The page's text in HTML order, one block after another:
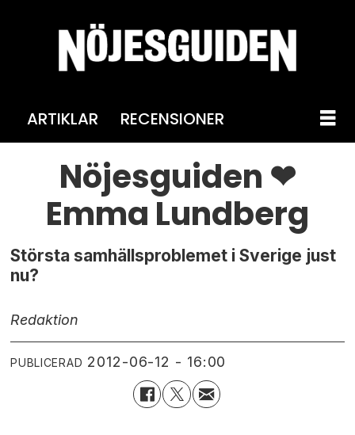
ARTIKLAR RECENSIONER
Nöjesguiden ❤
Emma Lundberg
Största samhällsproblemet i Sverige just
nu?
Redaktion
PUBLICERAD 2012-06-12 - 16:00